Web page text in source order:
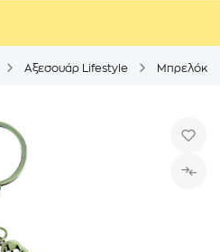
Αξεσουάρ Lifestyle Μπρελόκ